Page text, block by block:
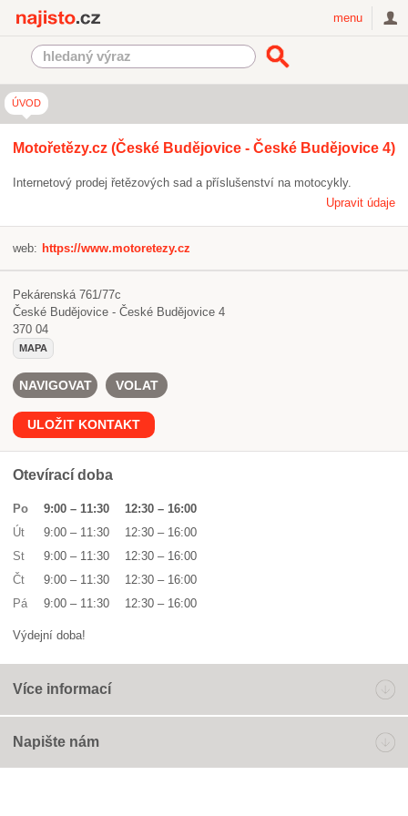
menu
ÚVOD
Motořetězy.cz (České Budějovice - České Budějovice 4)
Internetový prodej řetězových sad a příslušenství na motocykly.
Upravit údaje
web: https://www.motoretezy.cz
Pekárenská 761/77c
České Budějovice - České Budějovice 4
370 04
MAPA
NAVIGOVAT VOLAT
ULOŽIT KONTAKT
Otevírací doba
Po 9:00 – 11:30 12:30 – 16:00
Út
9:00 – 11:30 12:30 – 16:00
St
9:00 – 11:30 12:30 – 16:00
Čt
9:00 – 11:30 12:30 – 16:00
Pá
9:00 – 11:30 12:30 – 16:00
Výdejní doba!
Více informací
Napište nám